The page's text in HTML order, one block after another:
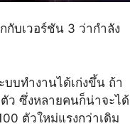
กับเวอร์ชัน 3 ว่ากำลัง
บบทำงานได้เก่งขึ้น ถ้า
ว ซึ่งหลายคนก็น่าจะได้
ตัวใหม่แรงกว่าเดิม